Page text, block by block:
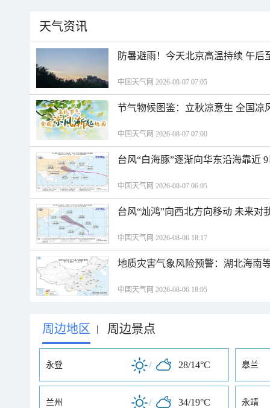
天气资讯
防暑避雨！今天北京高温持续 午
中国天气网 2026-08-07 07:05
节气物候图鉴：立秋凉意生 全国凉
中国天气网 2026-08-07 07:00
台风“白海豚”逐渐向华东沿海靠近
中国天气网 2026-08-07 06:05
台风“灿鸿”向西北方向移动 未来对
中国天气网 2026-08-06 18:17
地质灾害气象风险预警：湖北海南
中国天气网 2026-08-06 18:05
周边地区 | 周边景点
永登 / 28/14°C 皋兰
兰州 / 34/19°C 永靖